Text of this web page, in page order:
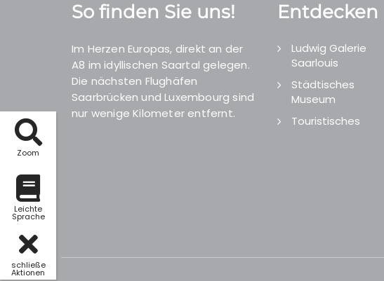
Zoom
Leichte
Sprache
schließe
Aktionen
So finden Sie uns!
Im Herzen Europas, direkt an der
A8 im idyllischen Saartal gelegen.
Die nächsten Flughäfen
Saarbrücken und Luxembourg sind
nur wenige Kilometer entfernt.
Entdecken
Ludwig Galerie
Saarlouis
Städtisches
Museum
Touristisches